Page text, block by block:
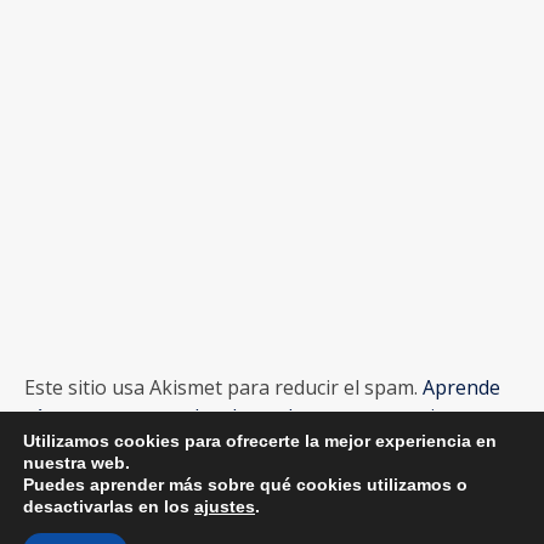
Este sitio usa Akismet para reducir el spam. Aprende
cómo se procesan los datos de tus comentarios.
Utilizamos cookies para ofrecerte la mejor experiencia en
nuestra web.
Puedes aprender más sobre qué cookies utilizamos o
desactivarlas en los ajustes.